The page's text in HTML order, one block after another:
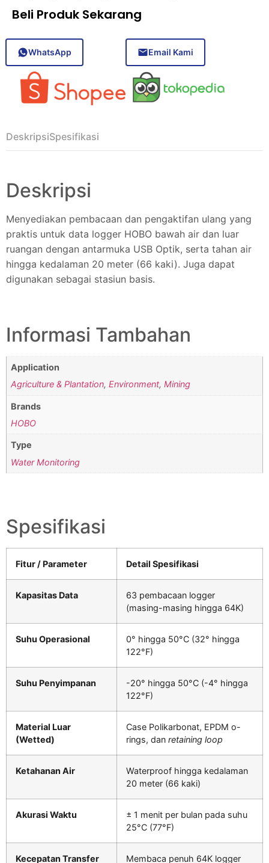
Beli Produk Sekarang
WhatsApp Email Kami
DeskripsiSpesifikasi
Deskripsi
Menyediakan pembacaan dan pengaktifan ulang yang
praktis untuk data logger HOBO bawah air dan luar
ruangan dengan antarmuka USB Optik, serta tahan air
hingga kedalaman 20 meter (66 kaki). Juga dapat
digunakan sebagai stasiun basis.
Informasi Tambahan
Application
Agriculture & Plantation,Environment,Mining
Brands
HOBO
Type
Water Monitoring
Spesifikasi
Fitur / Parameter Detail Spesifikasi
Kapasitas Data
63 pembacaan logger
(masing-masing hingga 64K)
Suhu Operasional
0° hingga 50°C (32° hingga
122°F)
Suhu Penyimpanan
-20° hingga 50°C (-4° hingga
122°F)
Material Luar
(Wetted)
Case Polikarbonat, EPDM o-
rings, dan retaining loop
Ketahanan Air
Waterproof hingga kedalaman
20 meter (66 kaki)
Akurasi Waktu
± 1 menit per bulan pada suhu
25°C (77°F)
Kecepatan Transfer Membaca penuh 64K logger